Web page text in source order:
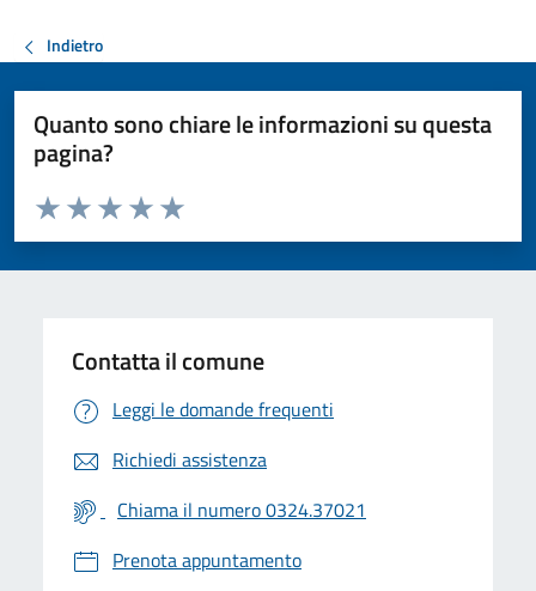
Indietro
Quanto sono chiare le informazioni su questa
pagina?
Valuta da 1 a 5 stelle la pagina
Valuta 5 stelle su 5
Valuta 4 stelle su 5
Valuta 3 stelle su 5
Valuta 2 stelle su 5
Valuta 1 stelle su 5
Contatta il comune
Leggi le domande frequenti
Richiedi assistenza
Chiama il numero 0324.37021
Prenota appuntamento